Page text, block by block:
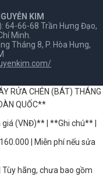
KIM
64-66-68 Trần Hưng Đạo,
Minh.
Tháng 8, P. Hòa Hưng,
RỬA CHÉN (BÁT) THÁNG
QUỐC**
(VNĐ)** | **Ghi chú** |
| Miễn phí nếu sửa
Tùy hãng, chưa bao gồm